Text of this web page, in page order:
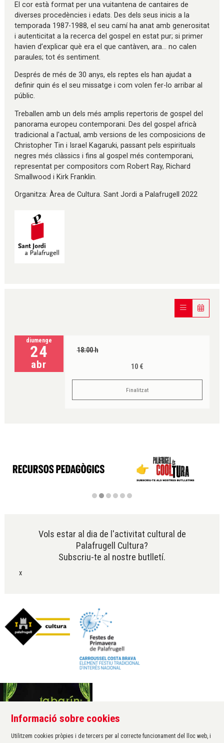
El cor està format per una vuitantena de cantaires de
diverses procedències i edats. Des dels seus inicis a la
temporada 1987-1988, el seu camí ha anat amb generositat
i autenticitat a la recerca del gospel en estat pur; si primer
havien d’explicar què era el que cantàven, ara... no calen
paraules; tot és sentiment.
Després de més de 30 anys, els reptes els han ajudat a
definir quin és el seu missatge i com volen fer-lo arribar al
públic.
Treballen amb un dels més amplis repertoris de gospel del
panorama europeu contemporani. Des del gospel africà
tradicional a l'actual, amb versions de les composicions de
Christopher Tin i Israel Kagaruki, passant pels espirituals
negres més clàssics i fins al gospel més contemporani,
representat per compositors com Robert Ray, Richard
Smallwood i Kirk Franklin.
Organitza: Àrea de Cultura. Sant Jordi a Palafrugell 2022
diumenge
24
abr
18:00 h
10 €
Finalitzat
Vols estar al dia de l'activitat cultural de
Palafrugell Cultura?
Subscriu-te al nostre butlletí.
x
Àrea de cultura de l'Ajuntament de Palafrugell
Carrer Santa Margarida, 1
Informació sobre cookies
Utilitzem cookies pròpies i de tercers per al correcte funcionament del lloc web, i